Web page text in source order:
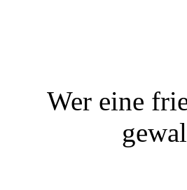
Wer eine